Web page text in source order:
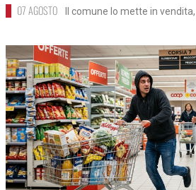
07 AGOSTO Il comune lo mette in